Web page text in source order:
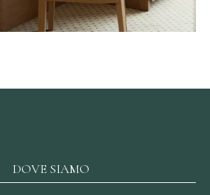
DOVE SIAMO